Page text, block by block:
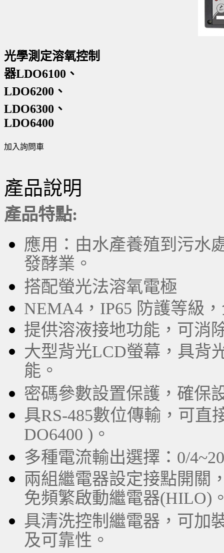
光學測定溶氧控制
器LDO6100、
LDO6200、
LDO6300、
LDO6400
加入詢問車
產品說明
產品特點:
應用：由水產養殖到污水
發酵業。
搭配螢光法溶氧電極
NEMA4，IP65 防護等級
提供溶液接地功能，可消
大型背光LCD螢幕，具背
能。
密碼參數設置保護，確保
具RS-485數位傳輸，可直
DO6400 )。
多種電流輸出選擇：0/
兩組繼電器設定接點開關
免頻繁啟動繼電器(HILO)
具清洗控制繼電器，可加
及可靠性。